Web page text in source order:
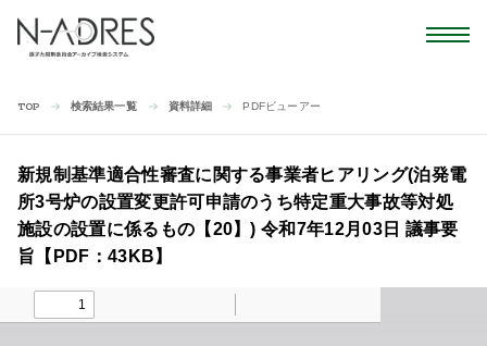
TOP 検索結果一覧 資料詳細 PDFビューアー
新規制基準適合性審査に関する事業者ヒアリング(泊発電
所3号炉の設置変更許可申請のうち特定重大事故等対処
施設の設置に係るもの【20】) 令和7年12月03日 議事要
旨【PDF：43KB】